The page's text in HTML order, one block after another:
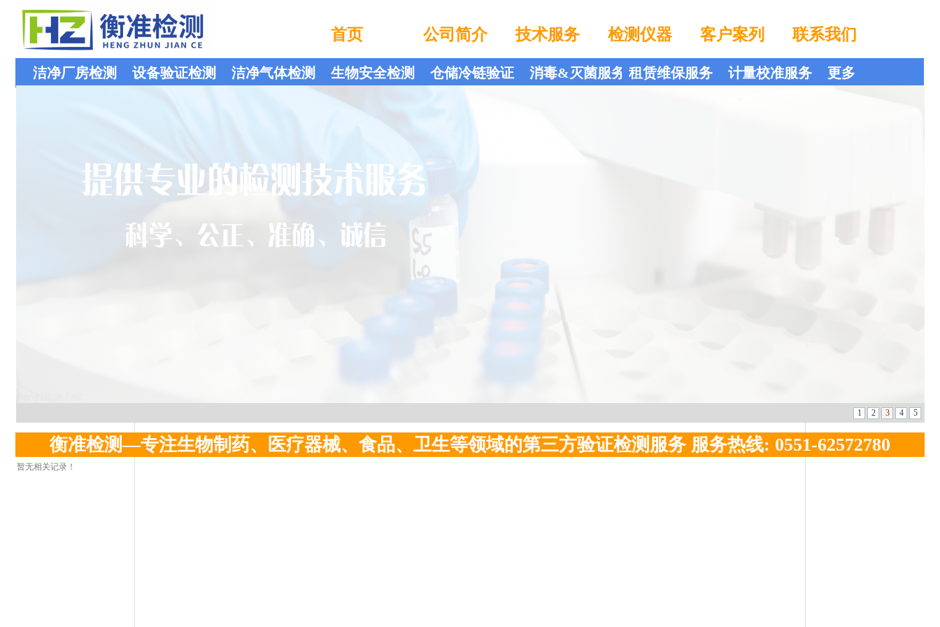
洁净厂房检测 设备验证检测 洁净气体检测 生物安全检测 仓储冷链验证 消毒&灭菌服务 租赁维保服务 计量校准服务 更多
首页 公司简介 技术服务 检测仪器 客户案列 联系我们
衡准检测—专注生物制药、医疗器械、食品、 卫生等领域的第三方验证检测服务 服务热线: 0551-62572780
暂无相关记录！